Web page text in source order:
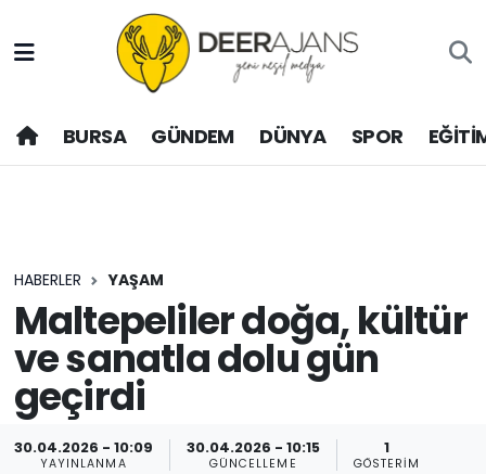
BURSA GÜNDEM DÜNYA SPOR
HABERLER YAŞAM
Maltepeliler doğa, kültür
ve sanatla dolu gün
geçirdi
30.04.2026 - 10:09
YAYINLANMA
30.04.2026 - 10:15
GÜNCELLEME
1
GÖSTERIM
Hava Durumu
Trafik Durumu
Son Dakika Haberleri
Haber Arşivi